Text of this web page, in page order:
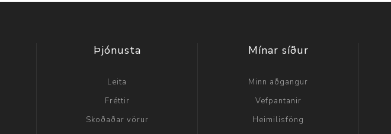
Þjónusta
Leita
Fréttir
Skoðaðar vörur
Mínar síður
Minn aðgangur
Vefpantanir
Heimilisföng